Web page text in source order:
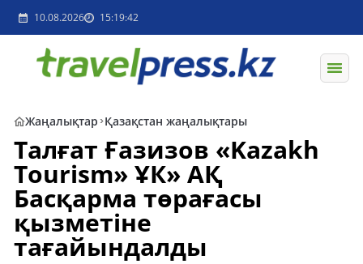
10.08.2026 15:19:42
Жаңалықтар Қазақстан жаңалықтары
Талғат Ғазизов «Kazakh
Tourism» ҰК» АҚ
Басқарма төрағасы
қызметіне
тағайындалды